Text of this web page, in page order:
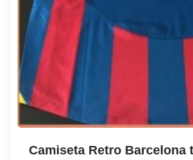
Camiseta Retro Barcelona